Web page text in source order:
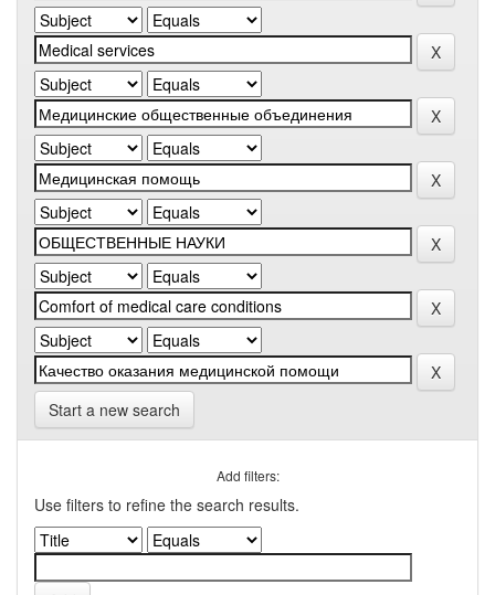
Start a new search
Add filters:
Use filters to refine the search results.